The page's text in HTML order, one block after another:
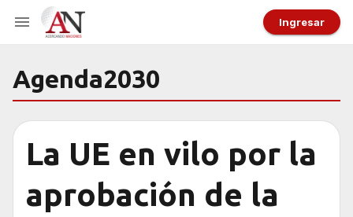
Ingresar
Agenda2030
La UE en vilo por la
aprobación de la